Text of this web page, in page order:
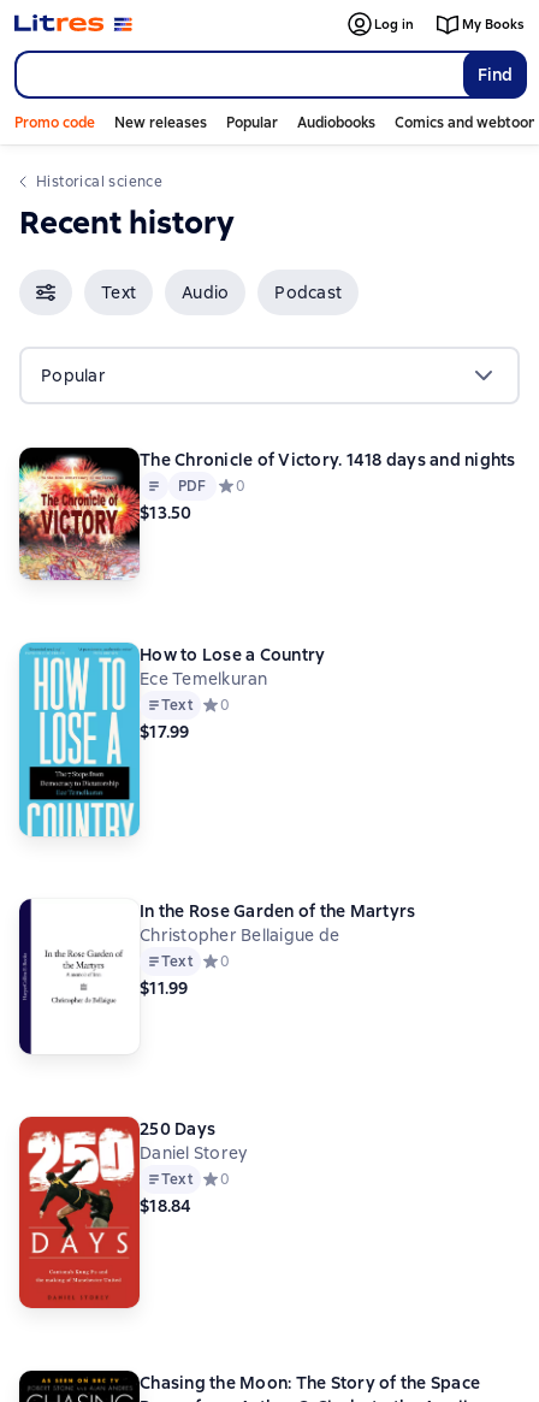
Find
Log in My Books
Promo code New releases Popular Audiobooks Comics and
historical science
Recent history
Text Audio Podcast
Popular
The Chronicle of Victory. 1418 days and nights
Text PDF
PDF Средний рейтинг 0 на основе 0 оценок
0
$13.50
How to Lose a Country
Ece Temelkuran
Text Средний рейтинг 0 на основе 0 оценок
0
$17.99
In the Rose Garden of the Martyrs
Christopher Bellaigue de
Text Средний рейтинг 0 на основе 0 оценок
0
$11.99
250 Days
Daniel Storey
Text Средний рейтинг 0 на основе 0 оценок
0
$18.84
Chasing the Moon: The Story of the Space